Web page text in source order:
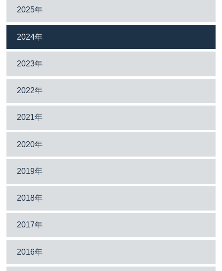
2025年
2024年
2023年
2022年
2021年
2020年
2019年
2018年
2017年
2016年